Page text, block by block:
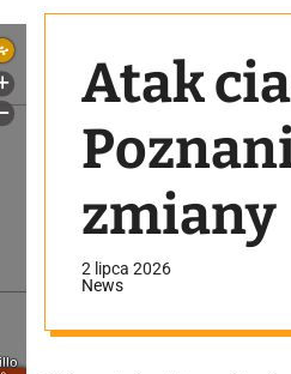
Atak
zmiany
2 lipca 2026
News